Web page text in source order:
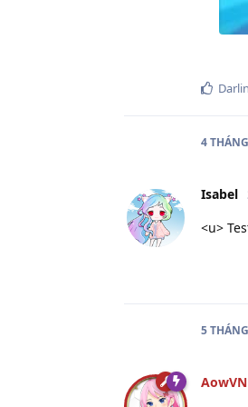
4 THÁNG
Isabel
<u>
5 THÁNG
AowVN